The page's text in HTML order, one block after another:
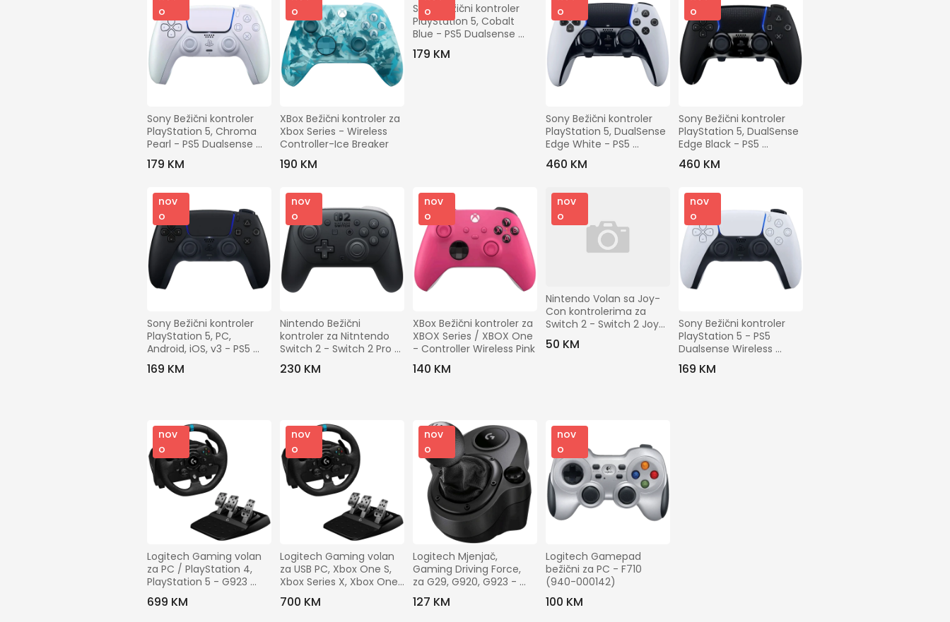
o
Sony Bežični kontroler
PlayStation 5, Chroma
Pearl - PS5 Dualsense
Wireless Controller
179 KM
o
XBox Bežični kontroler za
Xbox Series - Wireless
Controller-Ice Breaker
190 KM
o
Sony Bežični kontroler
PlayStation 5, Cobalt
Blue - PS5 Dualsense
W.Contr. Cobalt Blue
179 KM
o
Sony Bežični kontroler
PlayStation 5, DualSense
Edge White - PS5
DualSense Edge
W.Contr. White
460 KM
o
Sony Bežični kontroler
PlayStation 5, DualSense
Edge Black - PS5
DualSense Edge
W.Contr. Black
460 KM
nov
o
Sony Bežični kontroler
PlayStation 5, PC,
Android, iOS, v3 - PS5
Dualsense W.Controller
Black v3
169 KM
nov
o
Nintendo Bežični
kontroler za Nitntendo
Switch 2 - Switch 2 Pro
Controller
230 KM
nov
o
XBox Bežični kontroler za
XBOX Series / XBOX One
- Controller Wireless Pink
140 KM
nov
o
Nintendo Volan sa Joy-
Con kontrolerima za
Switch 2 - Switch 2 Joy-
Con Steering Wheel
50 KM
nov
o
Sony Bežični kontroler
PlayStation 5 - PS5
Dualsense Wireless
Controller
169 KM
nov
o
Logitech Gaming volan
za PC / PlayStation 4,
PlayStation 5 - G923
(941-000149)
699 KM
nov
o
Logitech Gaming volan
za USB PC, Xbox One S,
Xbox Series X, Xbox One
- G923 (941-000158)
700 KM
nov
o
Logitech Mjenjač,
Gaming Driving Force,
za G29, G920, G923 -
Driving Force Shifter
127 KM
nov
o
Logitech Gamepad
bežični za PC - F710
(940-000142)
100 KM